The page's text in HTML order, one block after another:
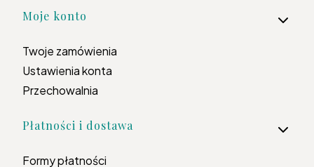
Moje konto
Twoje zamówienia
Ustawienia konta
Przechowalnia
Płatności i dostawa
Formy płatności